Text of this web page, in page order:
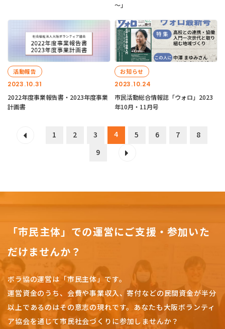
～」
2023.10.31
活動報告
2022年度事業報告書・2023年度事業
計画書
2023.10.24
お知らせ
市民活動総合情報誌「ウォロ」2023
年10月・11月号
1 2 3 4 5 6 7
8
9
「市民主体」での運営にご支援・参加いた
だけませんか？
ボラ協の運営は「市民主体」です。
運営資金のうち、会費や事業収入、寄付などの民間資金が半分
以上であるのはその意志の現れです。 あなたも大阪ボランティ
ア協会を通じて市民社会づくりに参加しませんか？